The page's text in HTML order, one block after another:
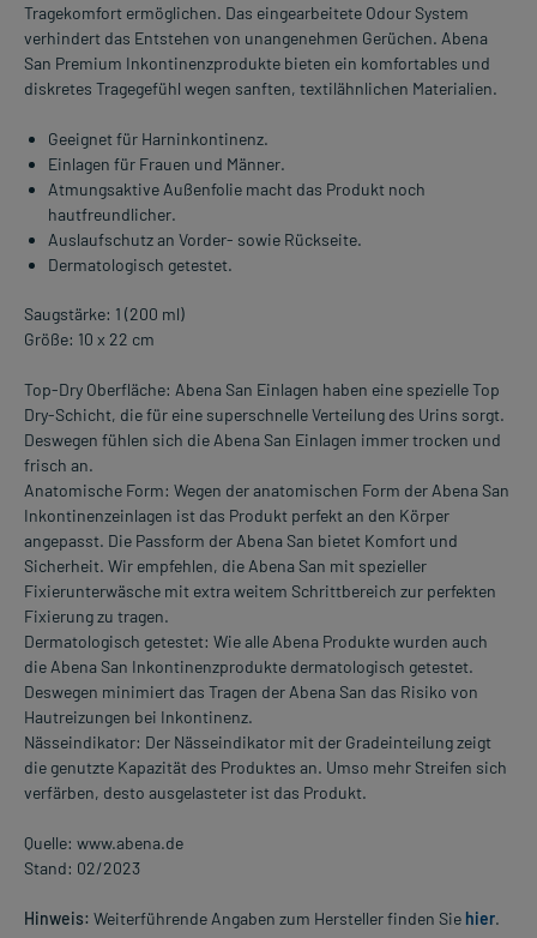
Tragekomfort ermöglichen. Das eingearbeitete Odour System
verhindert das Entstehen von unangenehmen Gerüchen. Abena
San Premium Inkontinenzprodukte bieten ein komfortables und
diskretes Tragegefühl wegen sanften, textilähnlichen Materialien.
Geeignet für Harninkontinenz.
Einlagen für Frauen und Männer.
Atmungsaktive Außenfolie macht das Produkt noch
hautfreundlicher.
Auslaufschutz an Vorder- sowie Rückseite.
Dermatologisch getestet.
Saugstärke: 1 (200 ml)
Größe: 10 x 22 cm
Top-Dry Oberfläche: Abena San Einlagen haben eine spezielle Top
Dry-Schicht, die für eine superschnelle Verteilung des Urins sorgt.
Deswegen fühlen sich die Abena San Einlagen immer trocken und
frisch an.
Anatomische Form: Wegen der anatomischen Form der Abena San
Inkontinenzeinlagen ist das Produkt perfekt an den Körper
angepasst. Die Passform der Abena San bietet Komfort und
Sicherheit. Wir empfehlen, die Abena San mit spezieller
Fixierunterwäsche mit extra weitem Schrittbereich zur perfekten
Fixierung zu tragen.
Dermatologisch getestet: Wie alle Abena Produkte wurden auch
die Abena San Inkontinenzprodukte dermatologisch getestet.
Deswegen minimiert das Tragen der Abena San das Risiko von
Hautreizungen bei Inkontinenz.
Nässeindikator: Der Nässeindikator mit der Gradeinteilung zeigt
die genutzte Kapazität des Produktes an. Umso mehr Streifen sich
verfärben, desto ausgelasteter ist das Produkt.
Quelle: www.abena.de
Stand: 02/2023
Hinweis: Weiterführende Angaben zum Hersteller finden Sie hier.